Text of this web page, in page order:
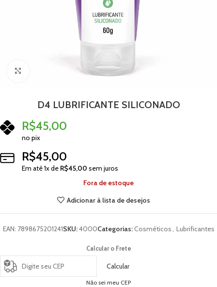
Clique para ampliar
D4 LUBRIFICANTE SILICONADO
R$45,00
no pix
R$45,00
Em até1x de R$45,00 sem juros
Fora de estoque
Adicionar à lista de desejos
EAN: 7898675201241SKU:4000Categorias:Cosméticos, Lubrificantes
Calcular o Frete
Calcular
Não sei meu CEP